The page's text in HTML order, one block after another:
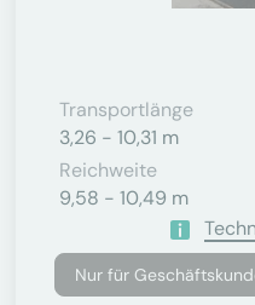
Transportlänge
3,26 - 10,31 m
Reichweite
9,58 - 10,49 m
Nur für